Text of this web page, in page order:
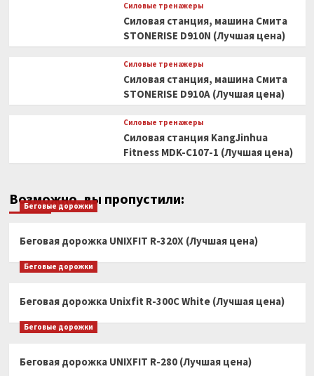
Силовые тренажеры
Силовая станция, машина Смита
STONERISE D910N (Лучшая цена)
Силовые тренажеры
Силовая станция, машина Смита
STONERISE D910A (Лучшая цена)
Силовые тренажеры
Силовая станция KangJinhua
Fitness MDK-C107-1 (Лучшая цена)
Возможно, вы пропустили:
Беговые дорожки
Беговая дорожка UNIXFIT R-320X (Лучшая цена)
Беговые дорожки
Беговая дорожка Unixfit R-300C White (Лучшая цена)
Беговые дорожки
Беговая дорожка UNIXFIT R-280 (Лучшая цена)